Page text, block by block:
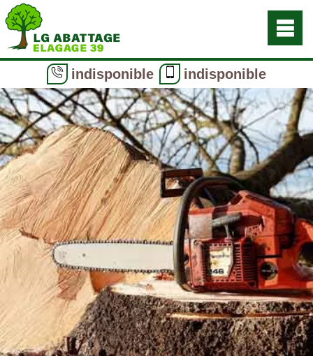
indisponible indisponible